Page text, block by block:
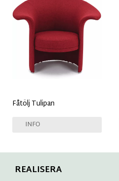
Fåtölj Tulipan
INFO
REALISERA